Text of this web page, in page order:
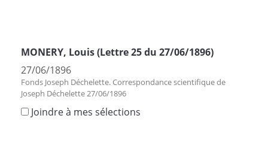
MONERY, Louis (Lettre 25 du 27/06/1896)
27/06/1896
Fonds Joseph Déchelette. Correspondance scientifique de
Joseph Déchelette 27/06/1896
Joindre à mes sélections